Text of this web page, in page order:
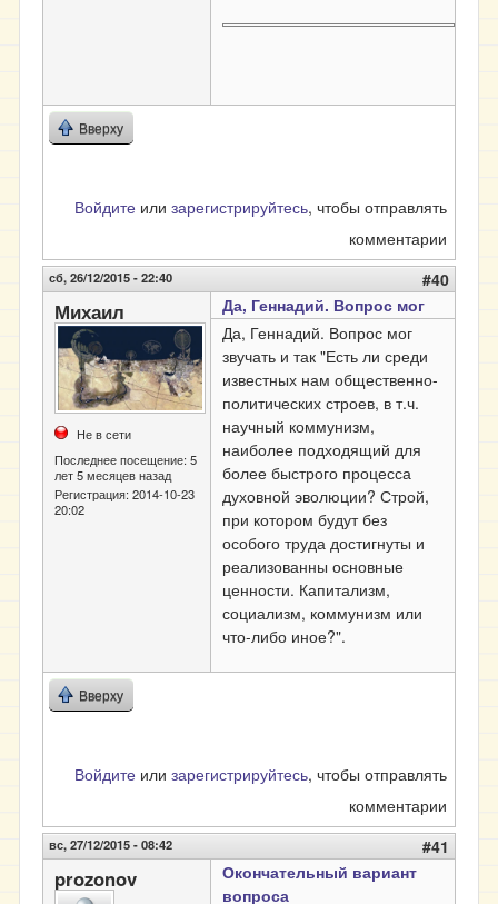
Вверху
Войдите или зарегистрируйтесь, чтобы отправлять
комментарии
сб, 26/12/2015 - 22:40 #40
Михаил
Не в сети
Последнее посещение:5
лет 5 месяцев назад
Регистрация:2014-10-23
20:02
Да, Геннадий. Вопрос мог
Да, Геннадий. Вопрос мог
звучать и так "Есть ли среди
известных нам общественно-
политических строев, в т.ч.
научный коммунизм,
наиболее подходящий для
более быстрого процесса
духовной эволюции? Строй,
при котором будут без
особого труда достигнуты и
реализованны основные
ценности. Капитализм,
социализм, коммунизм или
что-либо иное?".
Вверху
Войдите или зарегистрируйтесь, чтобы отправлять
комментарии
вс, 27/12/2015 - 08:42 #41
prozonov
Окончательный вариант
вопроса